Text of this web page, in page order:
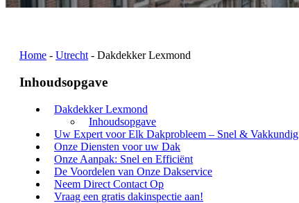
Home - Utrecht - Dakdekker Lexmond
Inhoudsopgave
Dakdekker Lexmond
Inhoudsopgave
Uw Expert voor Elk Dakprobleem – Snel & Vakkundig
Onze Diensten voor uw Dak
Onze Aanpak: Snel en Efficiënt
De Voordelen van Onze Dakservice
Neem Direct Contact Op
Vraag een gratis dakinspectie aan!